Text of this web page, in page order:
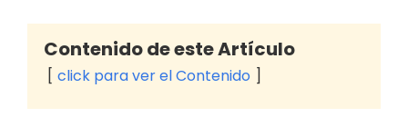
Contenido de este Artículo
click para ver el Contenido